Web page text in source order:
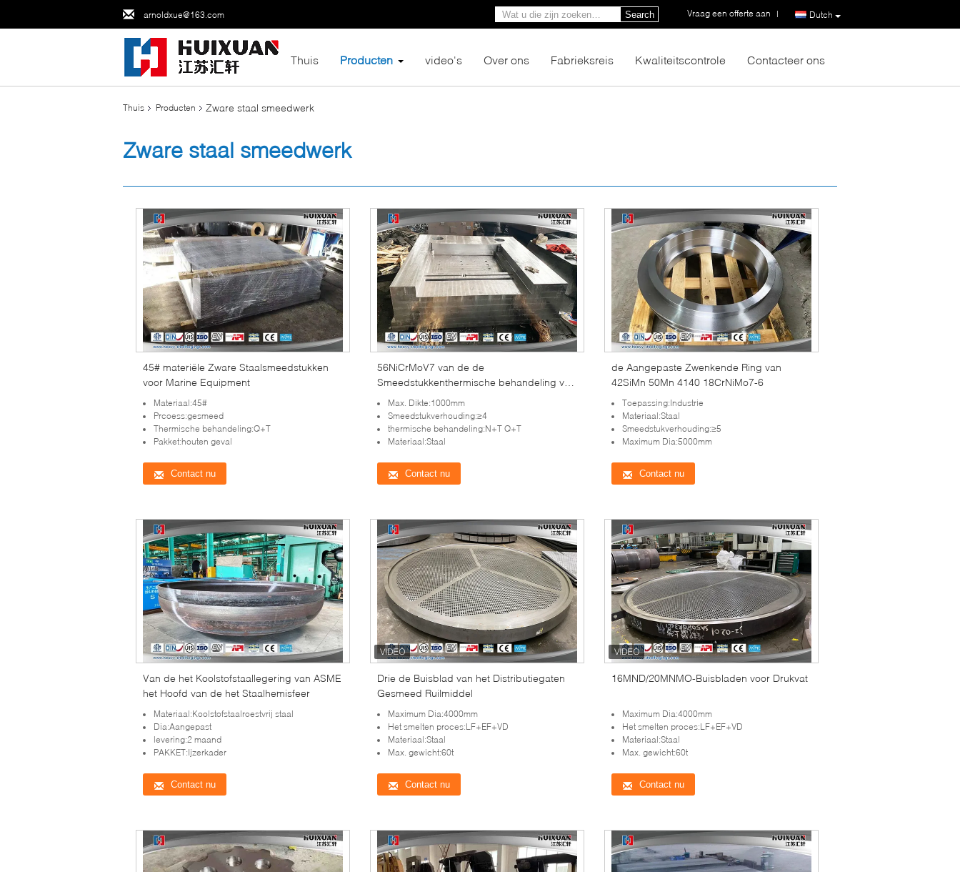
arnoldxue@163.com Dutch
Vraag een offerte aan |
Search
Thuis Producten video's Over ons Fabrieksreis Kwaliteitscontrole Contacteer ons
Thuis Producten Zware staal smeedwerk
Zware staal smeedwerk
45# materiële Zware Staalsmeedstukken
voor Marine Equipment
Materiaal:45#
Prcoess:gesmeed
Thermische behandeling:Q+T
Pakket:houten geval
Contact nu
56NiCrMoV7 van de de
Smeedstukkenthermische behandeling van
het legerings Zware Staal het
Smeedstukvormen
Max. Dikte:1000mm
Smeedstukverhouding:≥4
thermische behandeling:N+T Q+T
Materiaal:Staal
Contact nu
de Aangepaste Zwenkende Ring van
42SiMn 50Mn 4140 18CrNiMo7-6
Toepassing:Industrie
Materiaal:Staal
Smeedstukverhouding:≥5
Maximum Dia:5000mm
Contact nu
Van de het Koolstofstaallegering van ASME
het Hoofd van de het Staalhemisfeer
Materiaal:Koolstofstaalroestvrij staal
Dia:Aangepast
levering:2 maand
PAKKET:Ijzerkader
Contact nu
Drie de Buisblad van het Distributiegaten
Gesmeed Ruilmiddel
Maximum Dia:4000mm
Het smelten proces:LF+EF+VD
Materiaal:Staal
Max. gewicht:60t
Contact nu
16MND/20MNMO-Buisbladen voor Drukvat
Maximum Dia:4000mm
Het smelten proces:LF+EF+VD
Materiaal:Staal
Max. gewicht:60t
Contact nu